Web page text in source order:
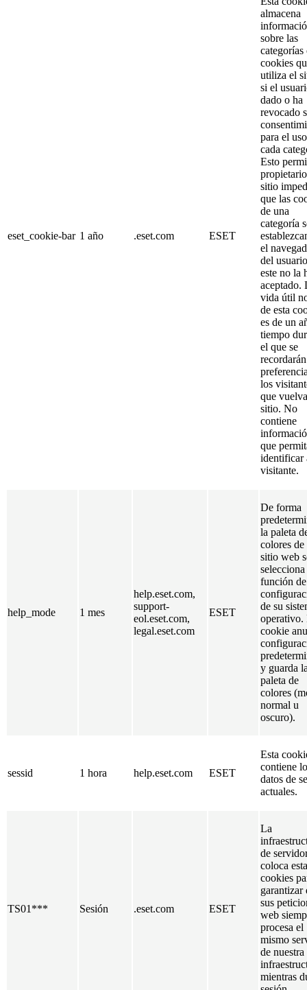
eset_cookie-bar 1 año .eset.com ESET
almacena
sobre las
categorías
cookies
utiliza el
si el
dado o ha
revocado
para el
cada
Esto
sitio
que las
de una
categoría
el
del
este no la
aceptado.
vida útil
de esta
es de un
tiempo
el que se
los
que
sitio. No
contiene
que
identificar
visitante.
help_mode 1 mes
help.eset.com,
support-
eol.eset.com,
legal.eset.com
ESET
De forma
la paleta
colores de
sitio web
selecciona
función
de su
operativo.
cookie
y guarda
paleta de
colores
normal u
oscuro).
sessid 1 hora help.eset.com ESET
Esta
contiene
datos de
actuales.
TS01*** Sesión .eset.com ESET
La
de
coloca
cookies
garantizar
sus
web
procesa el
mismo
de nuestra
mientras